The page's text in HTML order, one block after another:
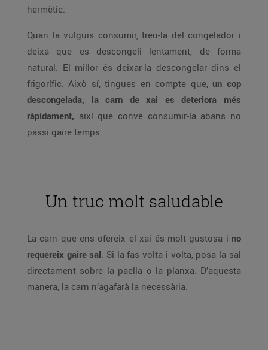
hermètic.
Quan la vulguis consumir, treu-la del congelador i
deixa que es descongeli lentament, de forma
natural. El millor és deixar-la descongelar dins el
frigorífic. Això sí, tingues en compte que, un cop
descongelada, la carn de xai es deteriora més
ràpidament, així que convé consumir-la abans no
passi gaire temps.
Un truc molt saludable
La carn que ens ofereix el xai és molt gustosa i no
requereix gaire sal. Si la fas volta i volta, posa la sal
directament sobre la paella o la planxa. D’aquesta
manera, la carn n’agafarà la necessària.